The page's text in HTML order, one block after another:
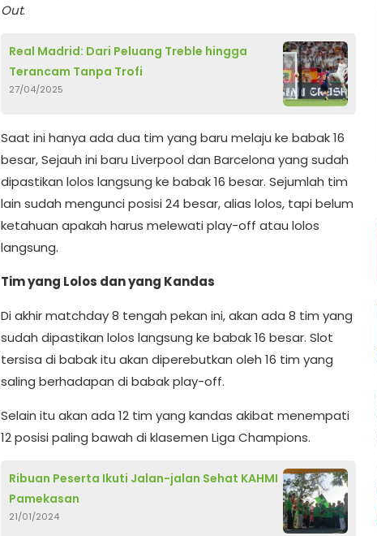
Out.
Real Madrid: Dari Peluang Treble hingga
Terancam Tanpa Trofi
27/04/2025
Saat ini hanya ada dua tim yang baru melaju ke babak 16
besar, Sejauh ini baru Liverpool dan Barcelona yang sudah
dipastikan lolos langsung ke babak 16 besar. Sejumlah tim
lain sudah mengunci posisi 24 besar, alias lolos, tapi belum
ketahuan apakah harus melewati play-off atau lolos
langsung.
Tim yang Lolos dan yang Kandas
Di akhir matchday 8 tengah pekan ini, akan ada 8 tim yang
sudah dipastikan lolos langsung ke babak 16 besar. Slot
tersisa di babak itu akan diperebutkan oleh 16 tim yang
saling berhadapan di babak play-off.
Selain itu akan ada 12 tim yang kandas akibat menempati
12 posisi paling bawah di klasemen Liga Champions.
Ribuan Peserta Ikuti Jalan-jalan Sehat KAHMI
Pamekasan
21/01/2024